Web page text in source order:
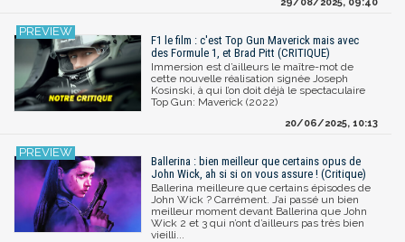
F1 le film : c'est Top Gun Maverick mais avec
des Formule 1, et Brad Pitt (CRITIQUE)
Immersion est d’ailleurs le maître-mot de
cette nouvelle réalisation signée Joseph
Kosinski, à qui l’on doit déjà le spectaculaire
Top Gun: Maverick (2022)
20/06/2025, 10:13
Ballerina : bien meilleur que certains opus de
John Wick, ah si si on vous assure ! (Critique)
Ballerina meilleure que certains épisodes de
John Wick ? Carrément. J’ai passé un bien
meilleur moment devant Ballerina que John
Wick 2 et 3 qui n’ont d’ailleurs pas très bien
vieilli...